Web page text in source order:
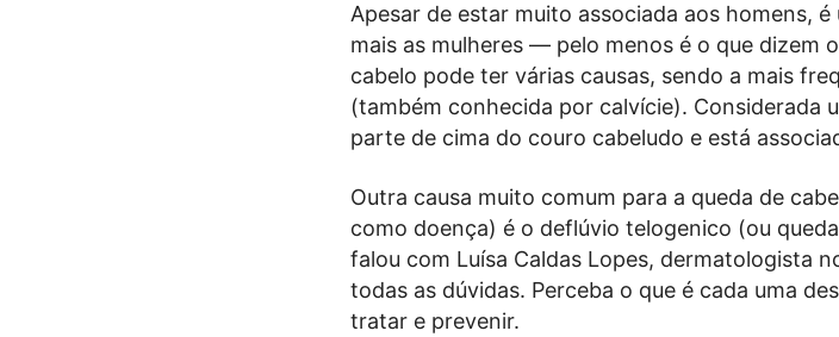
Apesar de estar muito associada aos homens,
mais as mulheres — pelo menos é o que dizem
cabelo pode ter várias causas, sendo a mais
(também conhecida por calvície). Considerada
parte de cima do couro cabeludo e está
Outra causa muito comum para a queda de
como doença) é o deflúvio telogenico (ou
falou com Luísa Caldas Lopes, dermatologista
todas as dúvidas. Perceba o que é cada uma
tratar e prevenir.